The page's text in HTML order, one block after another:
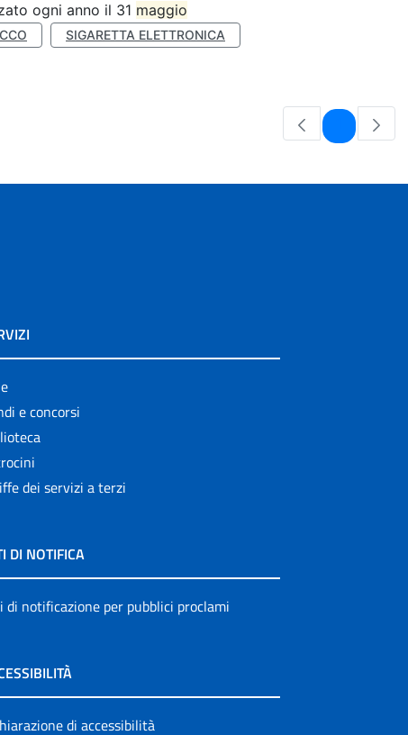
ogni anno il 31 maggio
SIGARETTA ELETTRONICA
Pagina
e concorsi
dei servizi a terzi
DI NOTIFICA
di notificazione per pubblici proclami
di accessibilità